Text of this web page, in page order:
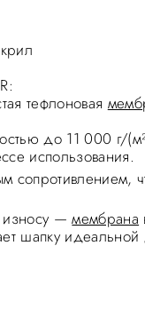
тефлоновая
до 11 000 г/
использования.
сопротивлением,
износу —мембрана
шапку идеальной